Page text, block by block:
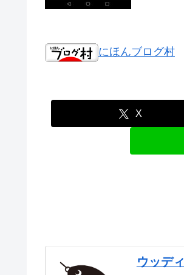
にほんブログ村
X
ウッディ